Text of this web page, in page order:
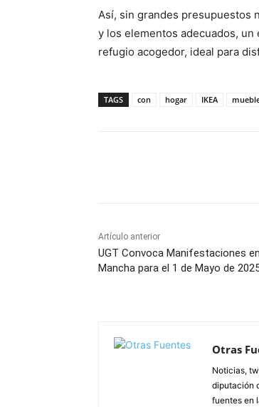
Así, sin grandes presupuestos
y los elementos adecuados,
refugio acogedor, ideal para
TAGS con hogar IKEA
Artículo anterior
UGT Convoca Manifestaciones
Mancha para el 1 de Mayo de
Otras
Noticias,
diputación
fuentes en